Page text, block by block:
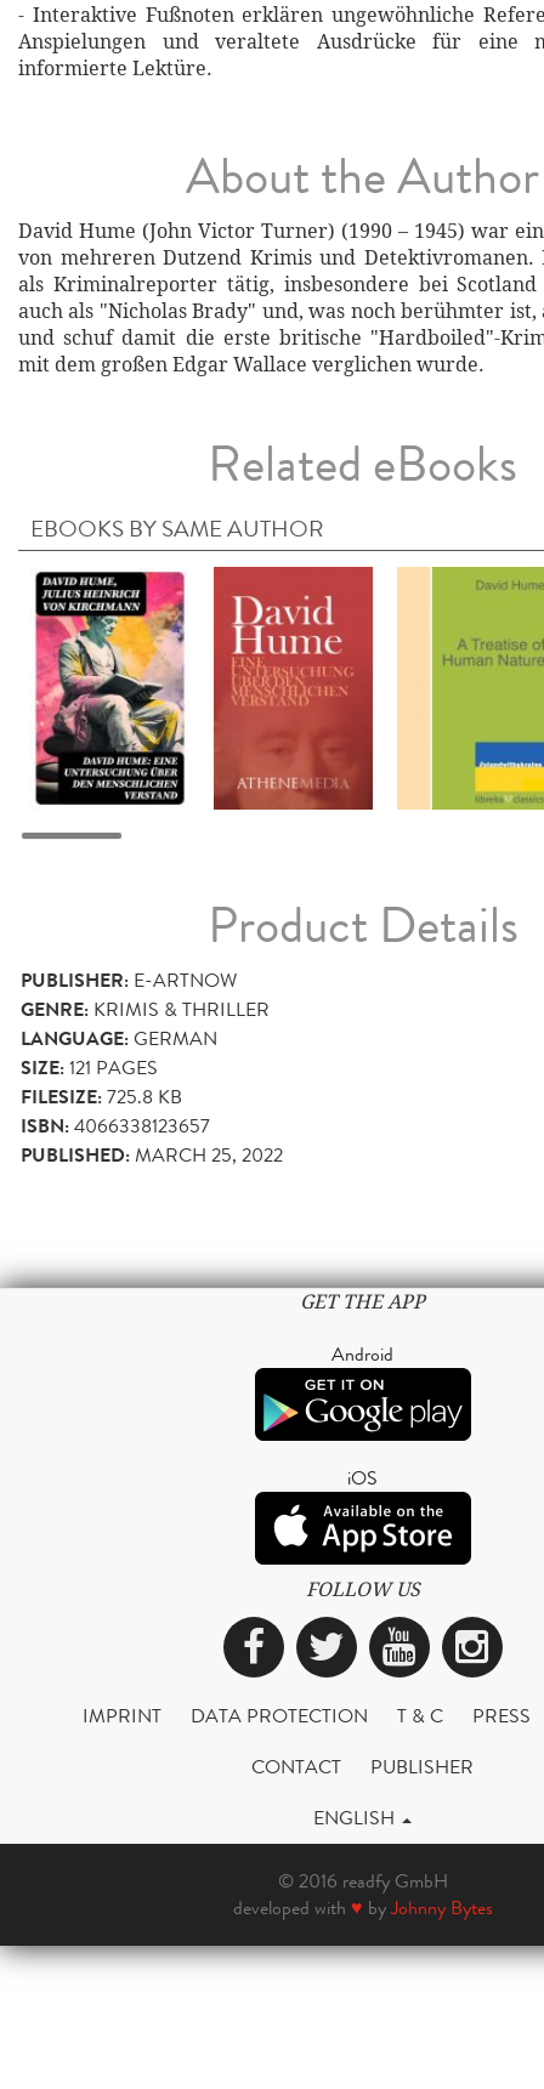
- Interaktive Fußnoten erklären ungewöhnliche
Anspielungen und veraltete Ausdrücke für eine
informierte Lektüre.
About the Author
David Hume (John Victor Turner) (1990 – 1945) war
von mehreren Dutzend Krimis und
als Kriminalreporter tätig, insbesondere bei
auch als "Nicholas Brady" und, was noch berühmter
und schuf damit die erste britische "Hardboiled"-
mit dem großen Edgar Wallace verglichen wurde.
Related eBooks
EBOOKS BY SAME AUTHOR
Product Details
PUBLISHER: E-ARTNOW
GENRE: KRIMIS & THRILLER
LANGUAGE:GERMAN
SIZE:121 PAGES
FILESIZE:725.8 KB
ISBN:4066338123657
PUBLISHED:MARCH 25, 2022
GET THE APP
Android
iOS
FOLLOW US
Facebook
Twitter
IMPRINT DATA PROTECTION T & C
PRESS
CONTACT
PUBLISHER
ENGLISH
© 2016 readfy GmbH
developed with ♥ byJohnny Bytes